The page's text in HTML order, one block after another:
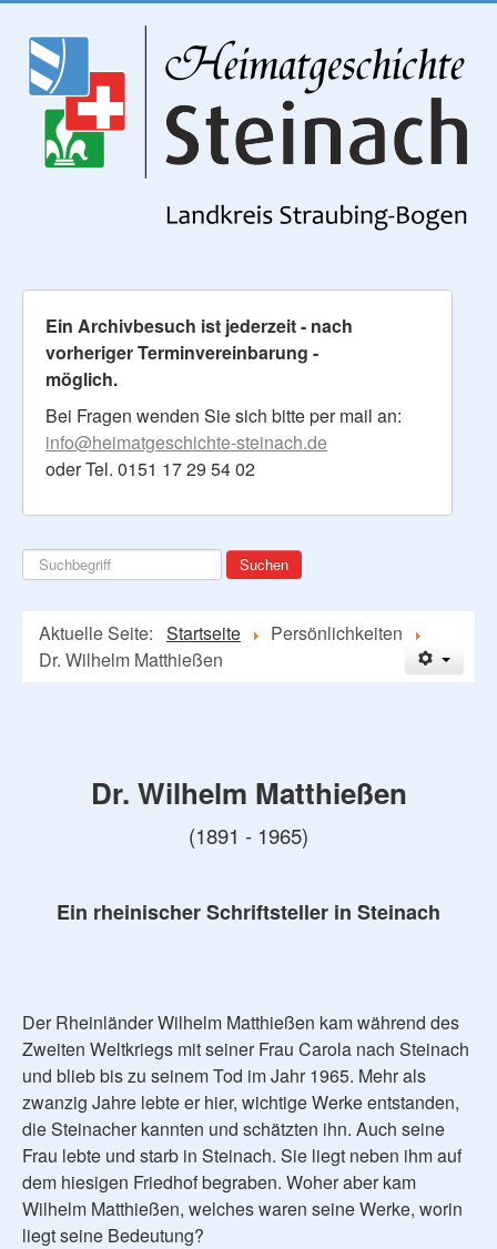
Ein Archivbesuch ist jederzeit - nach
vorheriger Terminvereinbarung -
möglich.
Bei Fragen wenden Sie sich bitte per mail an:
info@heimatgeschichte-steinach.de
oder Tel. 0151 17 29 54 02
Suchen
...
Suchen
Aktuelle Seite: Startseite
Persönlichkeiten
Dr. Wilhelm Matthießen
Dr. Wilhelm Matthießen
(1891 - 1965)
Ein rheinischer Schriftsteller in Steinach
Der Rheinländer Wilhelm Matthießen kam während des
Zweiten Weltkriegs mit seiner Frau Carola nach Steinach
und blieb bis zu seinem Tod im Jahr 1965. Mehr als
zwanzig Jahre lebte er hier, wichtige Werke entstanden,
die Steinacher kannten und schätzten ihn. Auch seine
Frau lebte und starb in Steinach. Sie liegt neben ihm auf
dem hiesigen Friedhof begraben. Woher aber kam
Wilhelm Matthießen, welches waren seine Werke, worin
liegt seine Bedeutung?